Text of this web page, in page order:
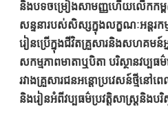
និងបទចម្រៀងសាមញ្ញហើយលើកកម្ពស់
សន្ទនារបស់សិស្សក្នុងលក្ខណៈអន្តរកម្ម
រៀនប្រើក្នុងជីវិតគ្រួសារនិងសហគមន៍អ្
សកម្មភាពមាតាឬបិតា បរិស្ថានវប្បធ
រវាងគ្រួសារជនអន្តោប្រវេសន៍ថ្មីន
និងរៀនអំពីវប្បធម៌ប្រវត្តិសាស្រ្តនិងប